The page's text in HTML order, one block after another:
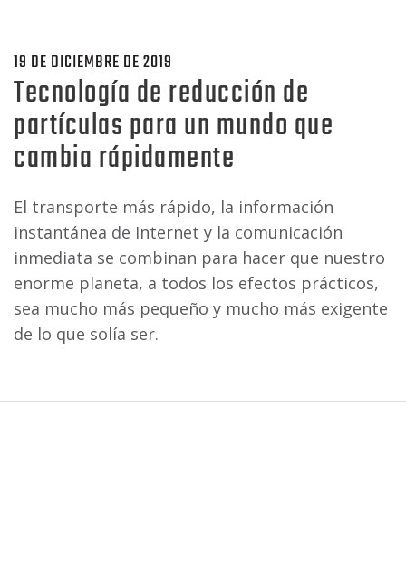
19 DE DICIEMBRE DE 2019
Tecnología de reducción de
partículas para un mundo que
cambia rápidamente
El transporte más rápido, la información
instantánea de Internet y la comunicación
inmediata se combinan para hacer que nuestro
enorme planeta, a todos los efectos prácticos,
sea mucho más pequeño y mucho más exigente
de lo que solía ser.